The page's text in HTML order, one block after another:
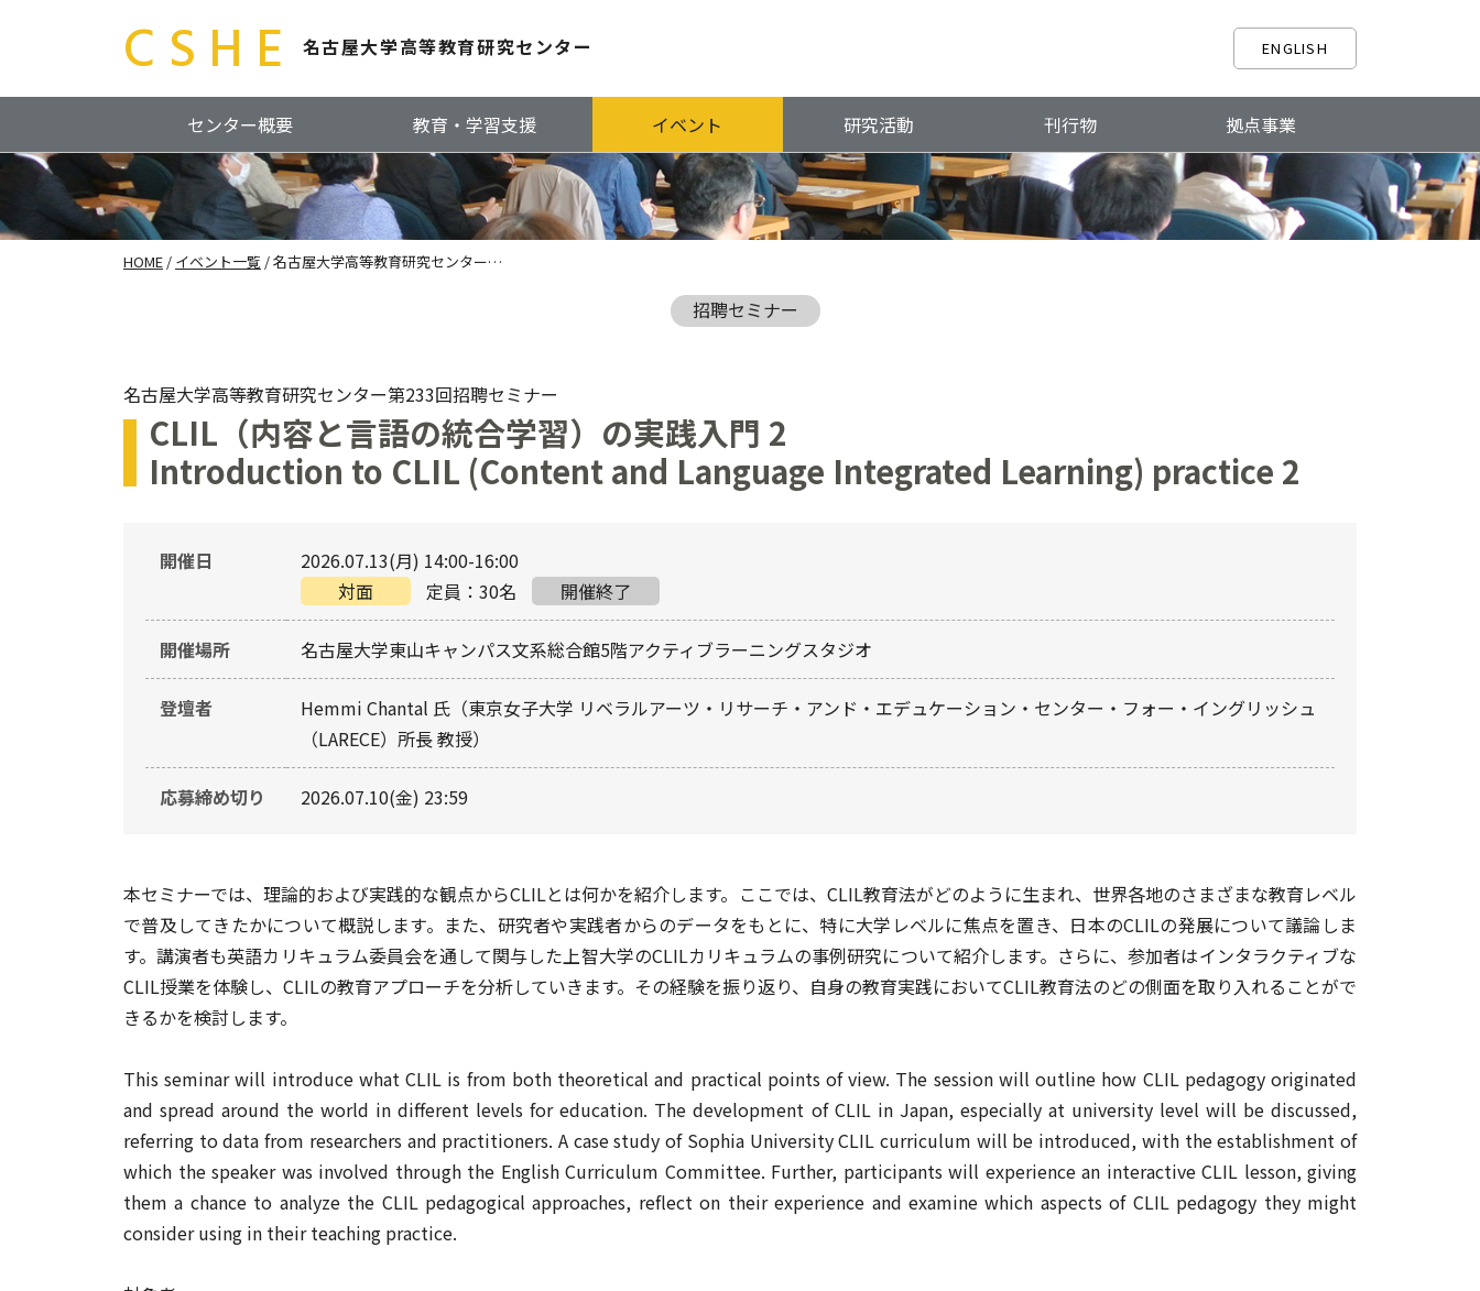
CSHE 名古屋大学高等教育研究センター ENGLISH
センター概要 教育・学習支援 イベント 研究活動 刊行物 拠点事業
HOME / イベント一覧 / 名古屋大学高等教育研究センター…
招聘セミナー
名古屋大学高等教育研究センター第233回招聘セミナー
CLIL（内容と言語の統合学習）の実践入門 2
Introduction to CLIL (Content and Language Integrated Learning) practice 2
開催日
2026.07.13(月) 14:00-16:00
対面
定員：30名 開催終了
開催場所 名古屋大学東山キャンパス文系総合館5階アクティブラーニングスタジオ
登壇者 Hemmi Chantal 氏（東京女子大学 リベラルアーツ・リサーチ・アンド・エデュケーション・センター・フォー・イングリッシュ
（LARECE）所長 教授）
応募締め切り 2026.07.10(金) 23:59
本セミナーでは、理論的および実践的な観点からCLILとは何かを紹介します。ここでは、CLIL教育法がどのように生まれ、世界各地のさまざまな教育レベル
で普及してきたかについて概説します。また、研究者や実践者からのデータをもとに、特に大学レベルに焦点を置き、日本のCLILの発展について議論しま
す。講演者も英語カリキュラム委員会を通して関与した上智大学のCLILカリキュラムの事例研究について紹介します。さらに、参加者はインタラクティブな
CLIL授業を体験し、CLILの教育アプローチを分析していきます。その経験を振り返り、自身の教育実践においてCLIL教育法のどの側面を取り入れることがで
きるかを検討します。
This seminar will introduce what CLIL is from both theoretical and practical points of view. The session will outline how CLIL pedagogy originated
and spread around the world in different levels for education. The development of CLIL in Japan, especially at university level will be discussed,
referring to data from researchers and practitioners. A case study of Sophia University CLIL curriculum will be introduced, with the establishment of
which the speaker was involved through the English Curriculum Committee. Further, participants will experience an interactive CLIL lesson, giving
them a chance to analyze the CLIL pedagogical approaches, reflect on their experience and examine which aspects of CLIL pedagogy they might
consider using in their teaching practice.